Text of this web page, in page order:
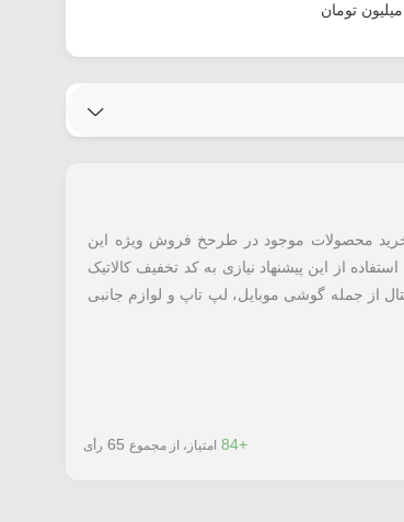
خرید محصولات موجود در طرحخ فروش ویژه این
استفاده از این پیشنهاد نیازی به کد تخفیف کالاتیک
از جمله گوشی موبایل، لپ تاپ و لوازم جانبی
+84 امتیاز، از مجموع 65 رأی